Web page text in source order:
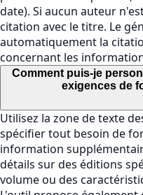
date). Si aucun auteur
citation avec le titre. Le
automatiquement la
concernant les
Comment puis-je
exigences de
Utilisez la zone de texte
spécifier tout besoin de
information
détails sur des éditions
volume ou des